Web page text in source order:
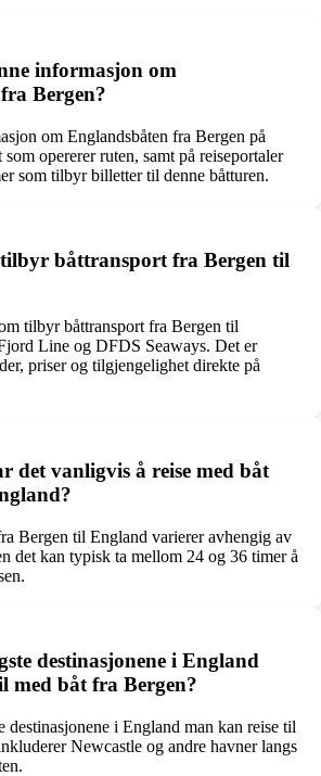
informasjon om
Bergen?
om Englandsbåten fra Bergen på
opererer ruten, samt på reiseportaler
som tilbyr billetter til denne båtturen.
båttransport fra Bergen til
tilbyr båttransport fra Bergen til
Line og DFDS Seaways. Det er
priser og tilgjengelighet direkte på
det vanligvis å reise med båt
Bergen til England varierer avhengig av
det kan typisk ta mellom 24 og 36 timer å
destinasjonene i England
med båt fra Bergen?
destinasjonene i England man kan reise til
Newcastle og andre havner langs